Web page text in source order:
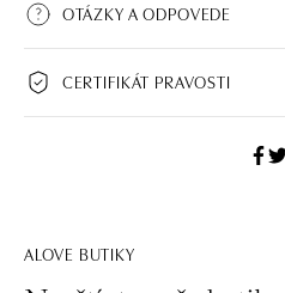
OTÁZKY A ODPOVEDE
CERTIFIKÁT PRAVOSTI
ALOVE BUTIKY